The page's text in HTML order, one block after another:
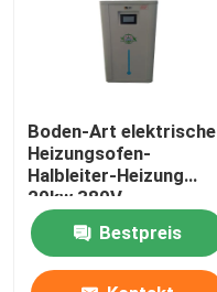
Boden-Art elektrische
Heizungsofen-
Halbleiter-Heizung
20kw 380V
Bestpreis